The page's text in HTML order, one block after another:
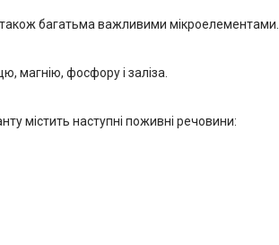
також багатьма важливими мікроелементами.
магнію, фосфору і заліза.
містить наступні поживні речовини: